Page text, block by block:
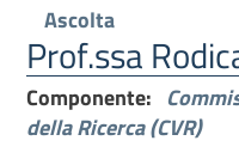
Ascolta
Prof.ssa
Componente:
della Ricerca (CVR)